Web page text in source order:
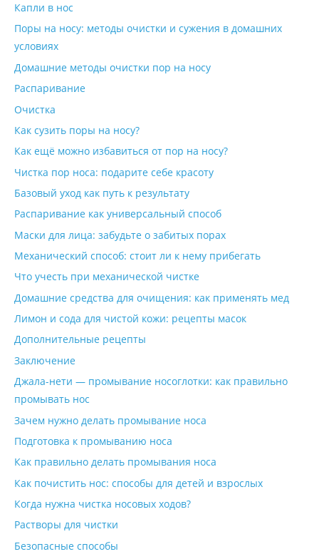
Капли в нос
Поры на носу: методы очистки и сужения в домашних
условиях
Домашние методы очистки пор на носу
Распаривание
Очистка
Как сузить поры на носу?
Как ещё можно избавиться от пор на носу?
Чистка пор носа: подарите себе красоту
Базовый уход как путь к результату
Распаривание как универсальный способ
Маски для лица: забудьте о забитых порах
Механический способ: стоит ли к нему прибегать
Что учесть при механической чистке
Домашние средства для очищения: как применять мед
Лимон и сода для чистой кожи: рецепты масок
Дополнительные рецепты
Заключение
Джала-нети — промывание носоглотки: как правильно
промывать нос
Зачем нужно делать промывание носа
Подготовка к промыванию носа
Как правильно делать промывания носа
Как почистить нос: способы для детей и взрослых
Когда нужна чистка носовых ходов?
Растворы для чистки
Безопасные способы